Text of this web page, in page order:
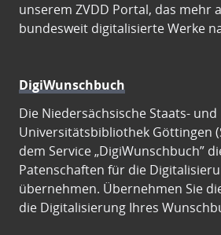
unserem ZVDD Portal, das mehr
bundesweit digitalisierte Werke
DigiWunschbuch
Die Niedersächsische Staats- und
Universitätsbibliothek Göttingen
dem Service „DigiWunschbuch”
Patenschaften für die
übernehmen. Übernehmen Sie
die Digitalisierung Ihres